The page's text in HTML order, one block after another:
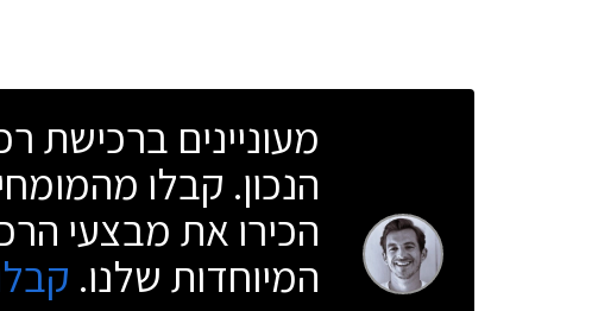
לגרסת הסדאן.
מעוניינים ברכישת
הנכון. קבלו
הכירו את מבצעי
המיוחדות שלנו.